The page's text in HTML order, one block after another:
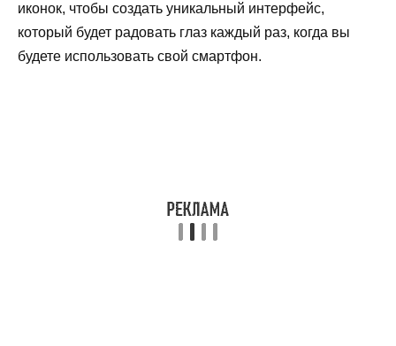
иконок, чтобы создать уникальный интерфейс,
который будет радовать глаз каждый раз, когда вы
будете использовать свой смартфон.